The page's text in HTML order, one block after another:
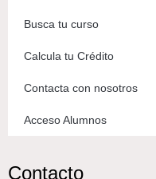
Busca tu curso
Calcula tu Crédito
Contacta con nosotros
Acceso Alumnos
Contacto